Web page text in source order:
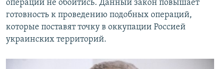
операций не обойтись. Данный закон повышает
готовность к проведению подобных операций,
которые поставят точку в оккупации Россией
украинских территорий.